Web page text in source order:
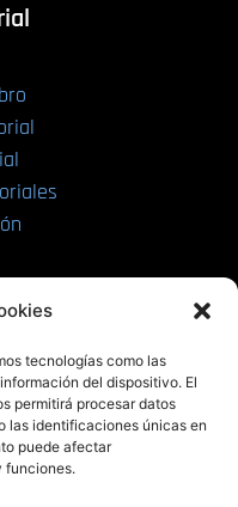
tecnologías como las
del dispositivo. El
permitirá procesar datos
las identificaciones únicas en
puede afectar
funciones.